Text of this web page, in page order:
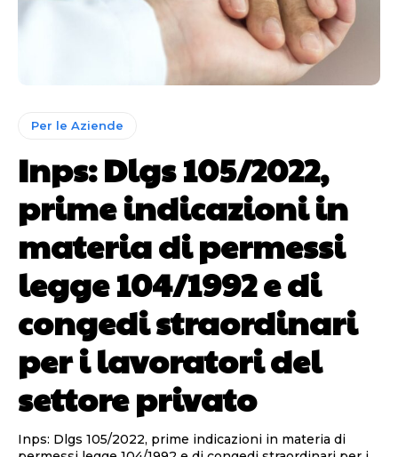
Per le Aziende
Inps: Dlgs 105/2022,
prime indicazioni in
materia di permessi
legge 104/1992 e di
congedi straordinari
per i lavoratori del
settore privato
Inps: Dlgs 105/2022, prime indicazioni in materia di